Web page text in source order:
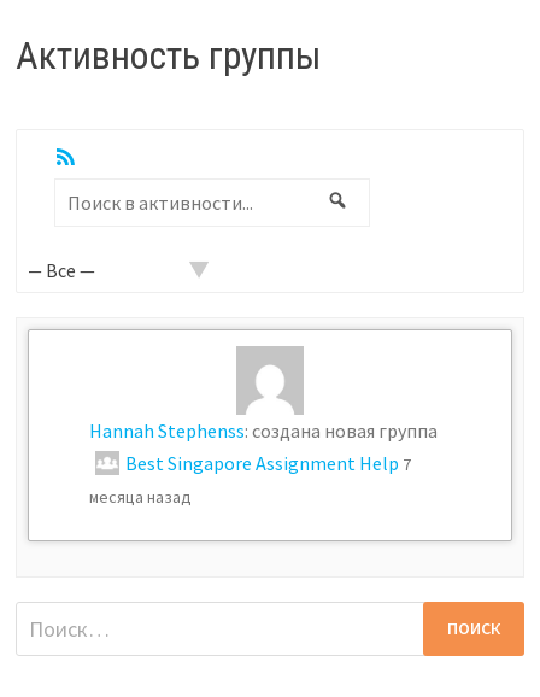
Активность группы
RSS
Поиск
активности...
Hannah Stephenss: создана новая группа
Best Singapore Assignment Help 7
месяца назад
Найти: